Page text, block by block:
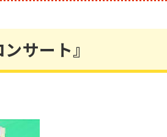
サート』